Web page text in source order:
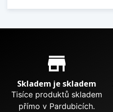
Proč nakupovat u nás?
store_mall_directory
Skladem je skladem
Tisíce produktů skladem
přímo v Pardubicích.